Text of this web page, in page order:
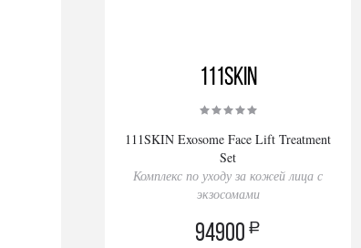
111SKIN
111SKIN Exosome Face Lift Treatment
Set
Комплекс по уходу за кожей лица с
экзосомами
94900 a